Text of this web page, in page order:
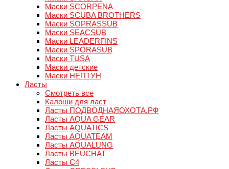
Маски SCORPENA
Маски SCUBA BROTHERS
Маски SOPRASSUB
Маски SEACSUB
Маски LEADERFINS
Маски SPORASUB
Маски TUSA
Маски детские
Маски НЕПТУН
Ласты
Смотреть все
Калоши для ласт
Ласты ПОДВОДНАЯОХОТА.РФ
Ласты AQUA GEAR
Ласты AQUATICS
Ласты AQUATEAM
Ласты AQUALUNG
Ласты BEUCHAT
Ласты C4